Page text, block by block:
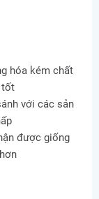
hóa kém chất
tốt
với các sản
được giống